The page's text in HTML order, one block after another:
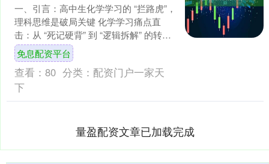
一、引言：高中生化学学习的 “拦路虎”，
理科思维是破局关键 化学学习痛点直
击：从 “死记硬背” 到 “逻辑拆解” 的转型
需求 高中化学，常常被学生们视作 “理
科....
免息配资平台
查看： 80 分类： 配资门户一家天
下
量盈配资文章已加载完成